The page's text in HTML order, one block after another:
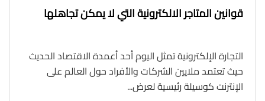
قوانين المتاجر الالكترونية التي لا يمكن تجاهلها
التجارة الإلكترونية تمثل اليوم أحد أعمدة الاقتصاد الحديث
حيث تعتمد ملايين الشركات والأفراد حول العالم على
الإنترنت كوسيلة رئيسية لعرض...